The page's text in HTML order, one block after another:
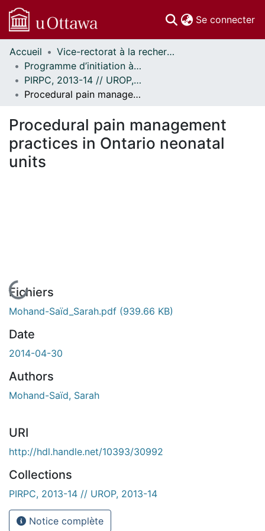
Se connecter
Communautés
et collections
Parcourir
Statistiques
À propos
Accueil
Vice-rectorat à la recherche // Office of the V-P, Research
Programme d’initiation à la recherche au premier cycle (PIRPC) // Undergraduate Research Opportunity Program (UROP)
PIRPC, 2013-14 // UROP, 2013-14
Procedural pain management practices in Ontario neonatal units
Procedural pain management
practices in Ontario neonatal
units
En cours de chargement...
Fichiers
Mohand-Saïd_Sarah.pdf (939.66 KB)
Date
2014-04-30
Authors
Mohand-Saïd, Sarah
URI
http://hdl.handle.net/10393/30992
Collections
PIRPC, 2013-14 // UROP, 2013-14
Notice complète